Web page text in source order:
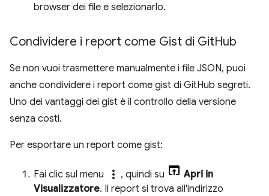
browser dei file e selezionarlo.
Condividere i report come Gist di GitHub
Se non vuoi trasmettere manualmente i file JSON, puoi
anche condividere i report come gist di GitHub segreti.
Uno dei vantaggi dei gist è il controllo della versione
senza costi.
Per esportare un report come gist:
Fai clic sul menu more_vert , quindi su
Apri in
Visualizzatore. Il report si trova all'indirizzo